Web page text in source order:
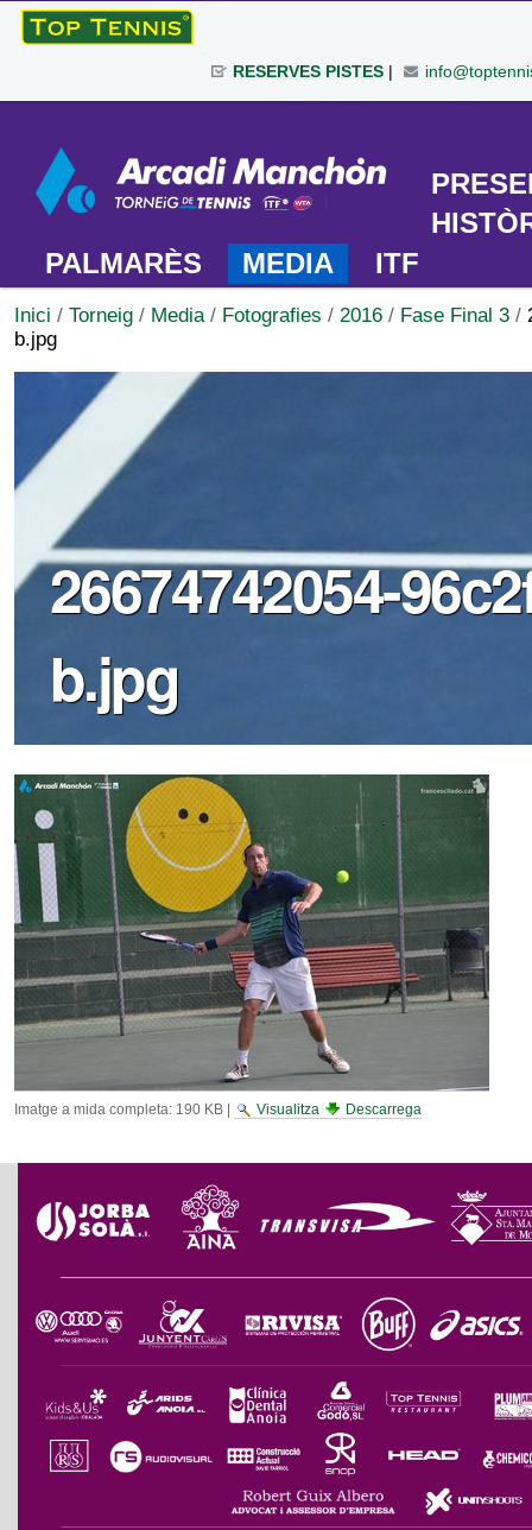
Ves
al
|
navegació
RESERVES PISTES|
personals
TORNEIG
PALMARÈS
MEDIA ITF
Inici / Torneig / Media / Fotografies / 2016 / Fase Final 3 /
b.jpg
26674742054-
b.jpg
Imatge a mida completa: 190 KB| Visualitza Descarrega